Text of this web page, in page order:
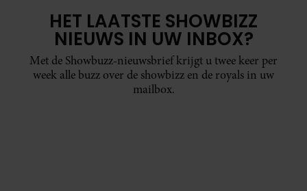
HET LAATSTE SHOWBIZZ
NIEUWS IN UW INBOX?
Met de Showbuzz-nieuwsbrief krijgt u twee keer per
week alle buzz over de showbizz en de royals in uw
mailbox.